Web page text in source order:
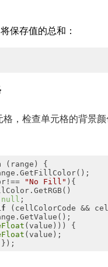
保存值的总和：
，检查单元格的背景
( range )
"No Fill"
null